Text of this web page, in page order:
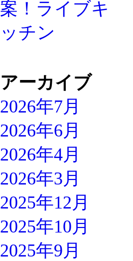
アーカイブ
2026年7月
2026年6月
2026年4月
2026年3月
2025年12月
2025年10月
2025年9月